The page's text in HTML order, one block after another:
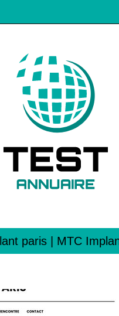
paris | MTC